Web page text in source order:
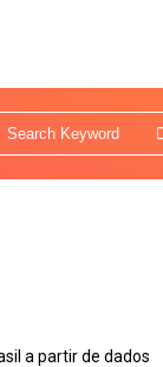
a partir de dados